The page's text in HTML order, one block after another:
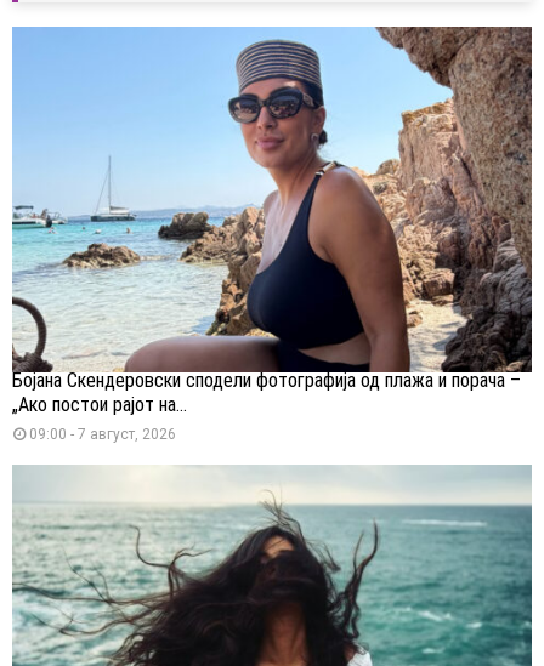
Бојана Скендеровски сподели фотографија од плажа и порача –
„Ако постои рајот на...
09:00 - 7 август, 2026